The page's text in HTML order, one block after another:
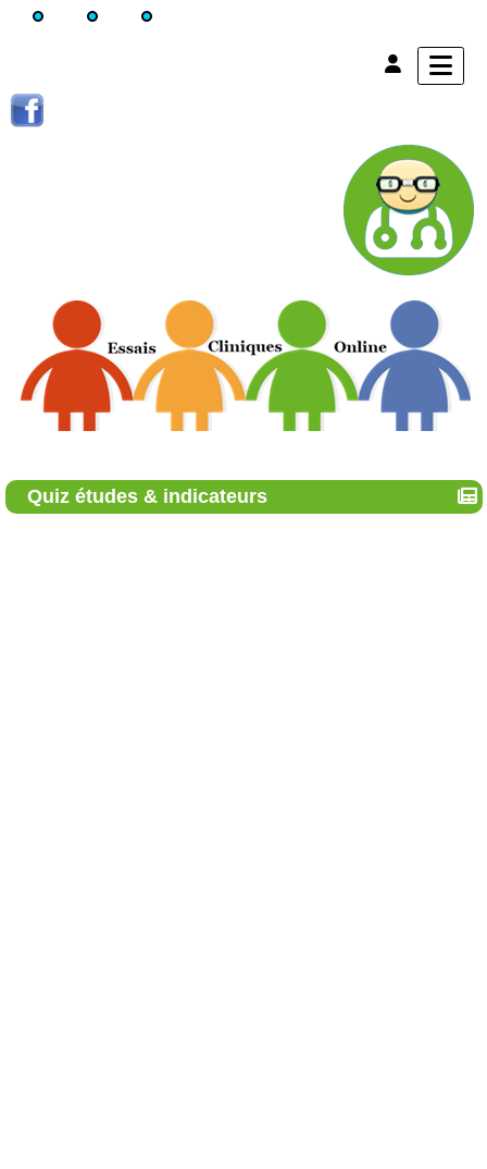
Quiz études & indicateurs